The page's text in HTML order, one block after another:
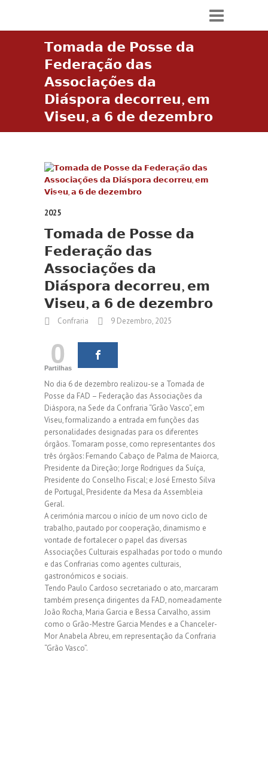
𝗧𝗼𝗺𝗮𝗱𝗮 𝗱𝗲 𝗣𝗼𝘀𝘀𝗲 𝗱𝗮
𝗙𝗲𝗱𝗲𝗿𝗮𝗰̧𝗮̃𝗼 𝗱𝗮𝘀
𝗔𝘀𝘀𝗼𝗰𝗶𝗮𝗰̧𝗼̃𝗲𝘀 𝗱𝗮
𝗗𝗶𝗮́𝘀𝗽𝗼𝗿𝗮 𝗱𝗲𝗰𝗼𝗿𝗿𝗲𝘂, 𝗲𝗺
𝗩𝗶𝘀𝗲𝘂, 𝗮 𝟲 𝗱𝗲 𝗱𝗲𝘇𝗲𝗺𝗯𝗿𝗼
2025
𝗧𝗼𝗺𝗮𝗱𝗮 𝗱𝗲 𝗣𝗼𝘀𝘀𝗲 𝗱𝗮
𝗙𝗲𝗱𝗲𝗿𝗮𝗰̧𝗮̃𝗼 𝗱𝗮𝘀
𝗔𝘀𝘀𝗼𝗰𝗶𝗮𝗰̧𝗼̃𝗲𝘀 𝗱𝗮
𝗗𝗶𝗮́𝘀𝗽𝗼𝗿𝗮 𝗱𝗲𝗰𝗼𝗿𝗿𝗲𝘂, 𝗲𝗺
𝗩𝗶𝘀𝗲𝘂, 𝗮 𝟲 𝗱𝗲 𝗱𝗲𝘇𝗲𝗺𝗯𝗿𝗼
Confraria 9 Dezembro, 2025
0
Partilhas
No dia 6 de dezembro realizou-se a Tomada de
Posse da FAD – Federação das Associações da
Diáspora, na Sede da Confraria “Grão Vasco”, em
Viseu, formalizando a entrada em funções das
personalidades designadas para os diferentes
órgãos. Tomaram posse, como representantes dos
três órgãos: Fernando Cabaço de Palma de Maiorca,
Presidente da Direção; Jorge Rodrigues da Suíça,
Presidente do Conselho Fiscal; e José Ernesto Silva
de Portugal, Presidente da Mesa da Assembleia
Geral.
A cerimónia marcou o início de um novo ciclo de
trabalho, pautado por cooperação, dinamismo e
vontade de fortalecer o papel das diversas
Associações Culturais espalhadas por todo o mundo
e das Confrarias como agentes culturais,
gastronómicos e sociais.
Tendo Paulo Cardoso secretariado o ato, marcaram
também presença dirigentes da FAD, nomeadamente
João Rocha, Maria Garcia e Bessa Carvalho, assim
como o Grão-Mestre Garcia Mendes e a Chanceler-
Mor Anabela Abreu, em representação da Confraria
“Grão Vasco”.